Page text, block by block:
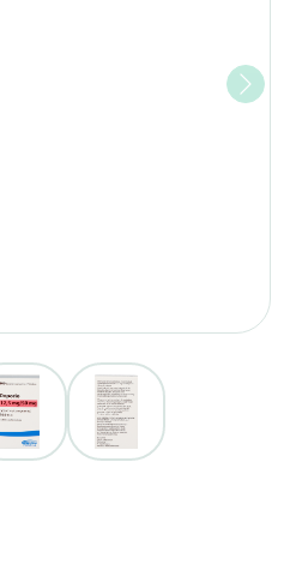
image
View larger imageView larger image